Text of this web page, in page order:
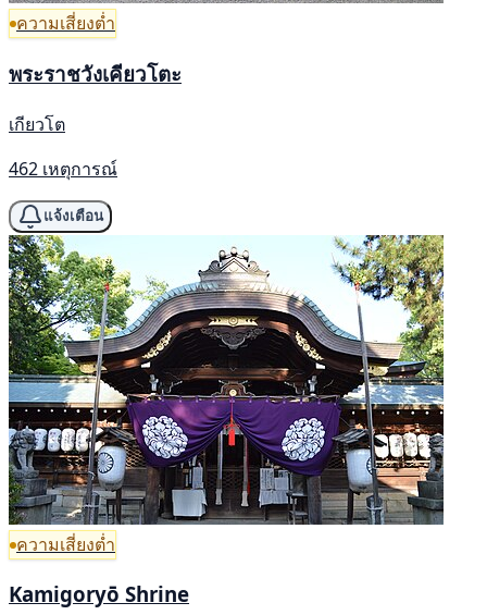
ความเสี่ยงต่ำ
พระราชวังเคียวโตะ
เกียวโต
462 เหตุการณ์
แจ้งเตือน
ความเสี่ยงต่ำ
Kamigoryō Shrine